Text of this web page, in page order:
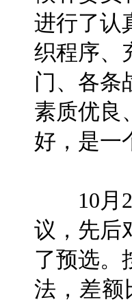
进行了认
织程序、
门、各条
素质优良
好，是一
10月20
议，先后
了预选。
法，差额